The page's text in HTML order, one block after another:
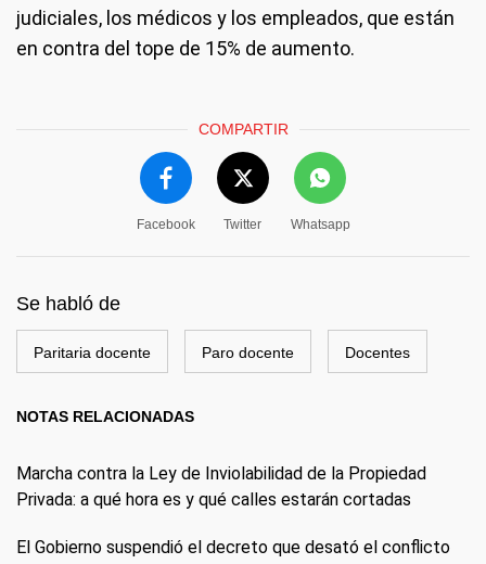
judiciales, los médicos y los empleados, que están
en contra del tope de 15% de aumento.
COMPARTIR
Facebook Twitter Whatsapp
Se habló de
Paritaria docente Paro docente Docentes
NOTAS RELACIONADAS
Marcha contra la Ley de Inviolabilidad de la Propiedad
Privada: a qué hora es y qué calles estarán cortadas
El Gobierno suspendió el decreto que desató el conflicto